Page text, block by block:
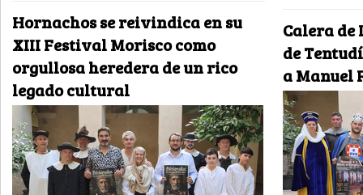
Hornachos se reivindica en su
XIII Festival Morisco como
orgullosa heredera de un rico
legado cultural
Calera
de
a Manuel